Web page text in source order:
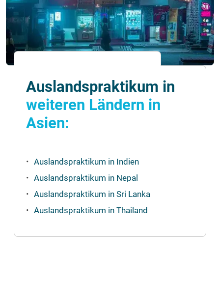
Auslandspraktikum in
weiteren Ländern in
Asien:
Auslandspraktikum in Indien
Auslandspraktikum in Nepal
Auslandspraktikum in Sri Lanka
Auslandspraktikum in Thailand